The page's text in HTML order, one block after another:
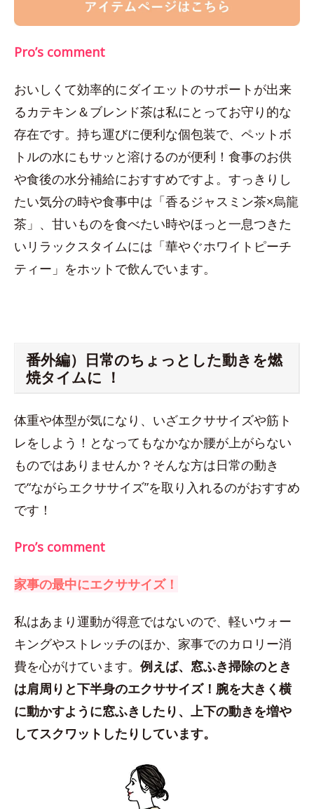
Pro’s comment
おいしくて効率的にダイエットのサポートが出来
るカテキン＆ブレンド茶は私にとってお守り的な
存在です。持ち運びに便利な個包装で、ペットボ
トルの水にもサッと溶けるのが便利！食事のお供
や食後の水分補給におすすめですよ。すっきりし
たい気分の時や食事中は「香るジャスミン茶×烏龍
茶」、甘いものを食べたい時やほっと一息つきた
いリラックスタイムには「華やぐホワイトピーチ
ティー」をホットで飲んでいます。
番外編）日常のちょっとした動きを燃
焼タイムに ！
体重や体型が気になり、いざエクササイズや筋ト
レをしよう！となってもなかなか腰が上がらない
ものではありませんか？そんな方は日常の動き
で“ながらエクササイズ”を取り入れるのがおすすめ
です！
Pro’s comment
家事の最中にエクササイズ！
私はあまり運動が得意ではないので、軽いウォー
キングやストレッチのほか、家事でのカロリー消
費を心がけています。 例えば、窓ふき掃除のとき
は肩周りと下半身のエクササイズ！腕を大きく横
に動かすように窓ふきしたり、上下の動きを増や
してスクワットしたりしています。